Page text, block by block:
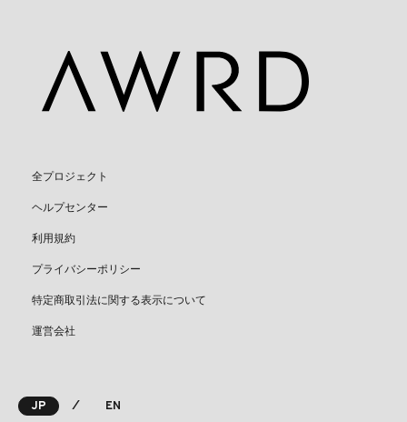
全プロジェクト
ヘルプセンター
利用規約
プライバシーポリシー
特定商取引法に関する表示について
運営会社
JP ⁄ EN